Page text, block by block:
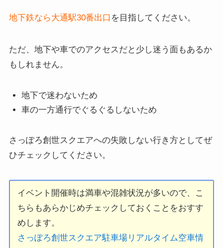
地下鉄なら大通駅30番出口 を目指してください。
ただ、地下や車でのアクセスだと少し迷う面もあるか
もしれません。
地下で迷わないため
車の一方通行でぐるぐるしないため
さっぽろ創世スクエアへの失敗しない行き方としてぜ
ひチェックしてください。
イベント開催時は満車や混雑状況が多いので、こ
ちらもあらかじめチェックしておくことをおすす
めします。
さっぽろ創世スクエア駐車場リアルタイム空車情